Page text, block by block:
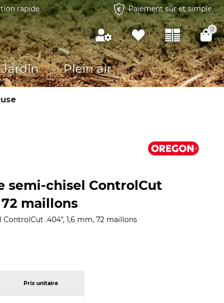
rapide Paiement sûr et simple
0
Jardin Plein air
semi-chisel ControlCut
maillons
.404", 1,6 mm, 72 maillons
Prix unitaire